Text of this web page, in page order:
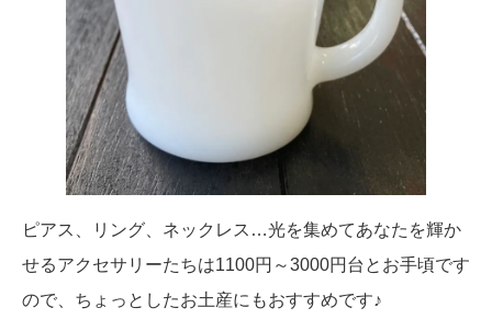
ピアス、リング、ネックレス…光を集めてあなたを輝か
せるアクセサリーたちは1100円～3000円台とお手頃です
ので、ちょっとしたお土産にもおすすめです♪